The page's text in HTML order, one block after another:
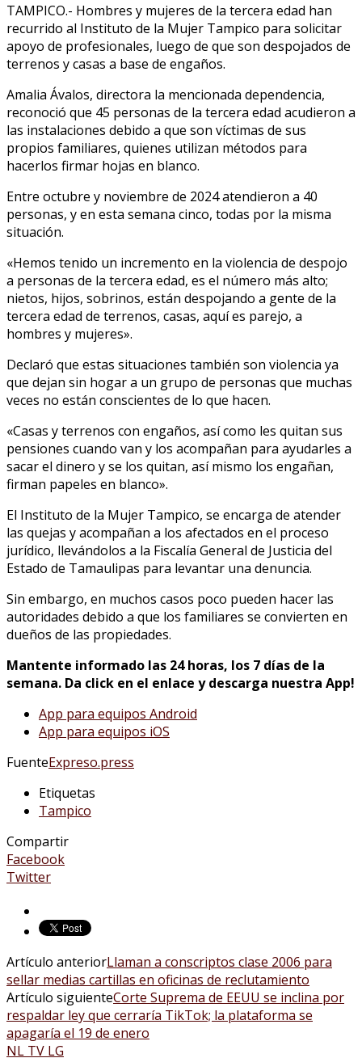
TAMPICO.- Hombres y mujeres de la tercera edad han
recurrido al Instituto de la Mujer Tampico para solicitar
apoyo de profesionales, luego de que son despojados de
terrenos y casas a base de engaños.
Amalia Ávalos, directora la mencionada dependencia,
reconoció que 45 personas de la tercera edad acudieron a
las instalaciones debido a que son víctimas de sus
propios familiares, quienes utilizan métodos para
hacerlos firmar hojas en blanco.
Entre octubre y noviembre de 2024 atendieron a 40
personas, y en esta semana cinco, todas por la misma
situación.
«Hemos tenido un incremento en la violencia de despojo
a personas de la tercera edad, es el número más alto;
nietos, hijos, sobrinos, están despojando a gente de la
tercera edad de terrenos, casas, aquí es parejo, a
hombres y mujeres».
Declaró que estas situaciones también son violencia ya
que dejan sin hogar a un grupo de personas que muchas
veces no están conscientes de lo que hacen.
«Casas y terrenos con engaños, así como les quitan sus
pensiones cuando van y los acompañan para ayudarles a
sacar el dinero y se los quitan, así mismo los engañan,
firman papeles en blanco».
El Instituto de la Mujer Tampico, se encarga de atender
las quejas y acompañan a los afectados en el proceso
jurídico, llevándolos a la Fiscalía General de Justicia del
Estado de Tamaulipas para levantar una denuncia.
Sin embargo, en muchos casos poco pueden hacer las
autoridades debido a que los familiares se convierten en
dueños de las propiedades.
Mantente informado las 24 horas, los 7 días de la
semana. Da click en el enlace y descarga nuestra App!
App para equipos Android
App para equipos iOS
FuenteExpreso.press
Etiquetas
Tampico
Compartir
Facebook
Twitter
Artículo anteriorLlaman a conscriptos clase 2006 para
sellar medias cartillas en oficinas de reclutamiento
Artículo siguienteCorte Suprema de EEUU se inclina por
respaldar ley que cerraría TikTok; la plataforma se
apagaría el 19 de enero
NL TV LG